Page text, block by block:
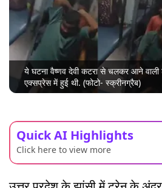
ये घटना वैष्णव देवी कटरा से चलकर आने
एक्सप्रेस में हुई थी. (फोटो- स्क्रीनग्रैब)
Quick AI Highlights
Click here to view more